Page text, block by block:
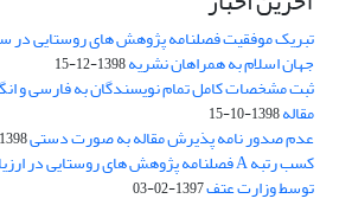
تبریک موفقیت فصلنامه پژوهش های روستایی در
جهان اسلام به همراهان نشریه1398-12-15
ثبت مشخصات کامل تمام نویسندگان به فارسی و
مقاله1398-10-15
عدم صدور نامه پذیرش مقاله به صورت دستی1398-05-23
توسط وزارت عتف1397-02-03